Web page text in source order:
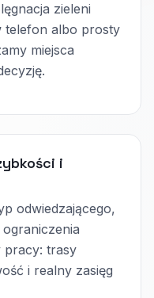
zieleni
telefon albo prosty
miejsca
i
odwiedzającego,
pracy: trasy
i realny zasięg